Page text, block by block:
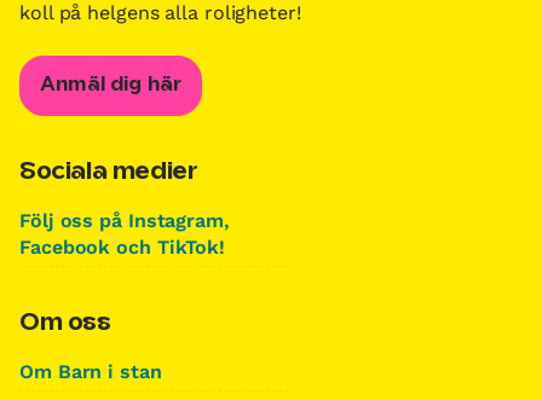
koll på helgens alla roligheter!
Anmäl dig här
Sociala medier
Följ oss på Instagram,
Facebook och TikTok!
Om oss
Om Barn i stan